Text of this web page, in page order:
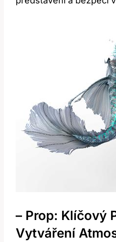
– Prop: Klíčový
Vytváření